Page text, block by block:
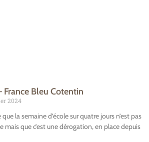
Bleu Cotentin
2024
la semaine d’école sur quatre jours n’est pas
mais que c’est une dérogation, en place depuis